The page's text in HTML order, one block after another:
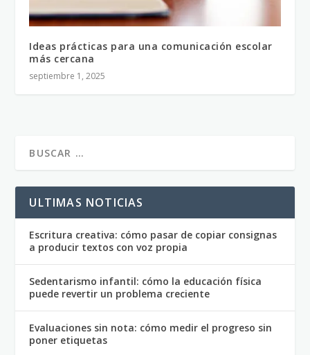
Ideas prácticas para una comunicación escolar
más cercana
septiembre 1, 2025
ULTIMAS NOTICIAS
Escritura creativa: cómo pasar de copiar consignas
a producir textos con voz propia
Sedentarismo infantil: cómo la educación física
puede revertir un problema creciente
Evaluaciones sin nota: cómo medir el progreso sin
poner etiquetas